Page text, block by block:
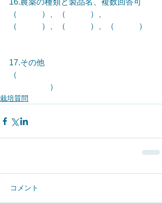
16.農薬の種類と製品名、複数回答可
（　　　）、（　　　）、
（　　　）、（　　　）、（　　　）
17.その他
（
）
栽培質問
コメント